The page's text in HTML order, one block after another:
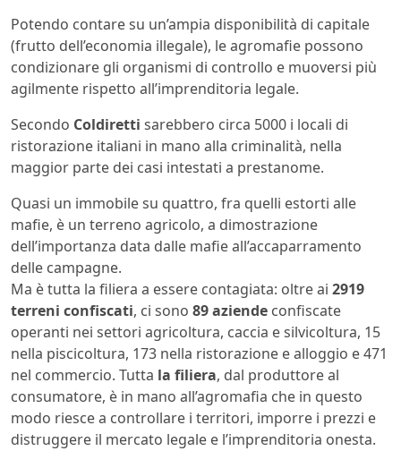
Potendo contare su un’ampia disponibilità di capitale
(frutto dell’economia illegale), le agromafie possono
condizionare gli organismi di controllo e muoversi più
agilmente rispetto all’imprenditoria legale.
Secondo Coldiretti sarebbero circa 5000 i locali di
ristorazione italiani in mano alla criminalità, nella
maggior parte dei casi intestati a prestanome.
Quasi un immobile su quattro, fra quelli estorti alle
mafie, è un terreno agricolo, a dimostrazione
dell’importanza data dalle mafie all’accaparramento
delle campagne.
Ma è tutta la filiera a essere contagiata: oltre ai 2919
terreni confiscati, ci sono 89 aziende confiscate
operanti nei settori agricoltura, caccia e silvicoltura, 15
nella piscicoltura, 173 nella ristorazione e alloggio e 471
nel commercio. Tutta la filiera, dal produttore al
consumatore, è in mano all’agromafia che in questo
modo riesce a controllare i territori, imporre i prezzi e
distruggere il mercato legale e l’imprenditoria onesta.